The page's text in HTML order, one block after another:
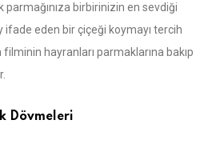
parmağınıza birbirinizin en sevdiği
ifade eden bir çiçeği koymayı tercih
hayranları parmaklarına bakıp
Dövmeleri